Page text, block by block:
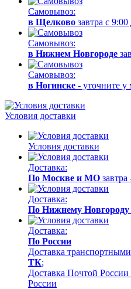
Самовывоз:
в Щелково завтра с
Самовывоз:
в Нижнем Новгороде
Самовывоз:
в Ногинске - уточните у
Условия доставки
Условия доставки
Доставка:
По Москве и МО
Доставка:
По Нижнему Новгороду
Доставка:
По России
Доставка
ТК;
Доставка Почтой
России